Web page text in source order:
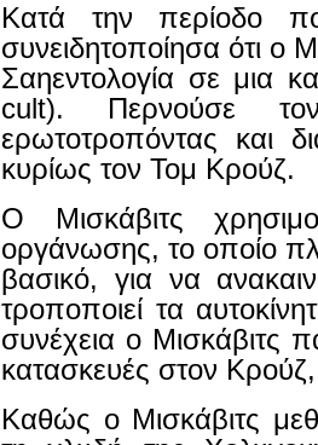
Κατά την περίοδο
συνειδητοποίησα ότι ο
Σαηεντολογία σε μια
cult). Περνούσε
ερωτοτροπόντας και
κυρίως τον Τομ Κρούζ.
Ο Μισκάβιτς
οργάνωσης, το οποίο
βασικό, για να
τροποποιεί τα
συνέχεια ο Μισκάβιτς
κατασκευές στον
Καθώς ο Μισκάβιτς